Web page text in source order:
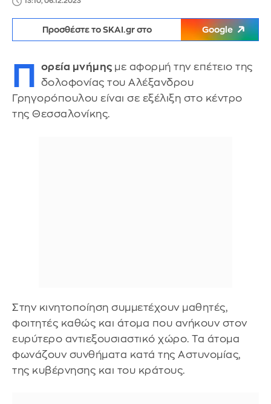
Προσθέστε το SKAI.gr στο Google
Π ορεία μνήμης με αφορμή την επέτειο της
δολοφονίας του Αλέξανδρου
Γρηγορόπουλου είναι σε εξέλιξη στο κέντρο
της Θεσσαλονίκης.
Στην κινητοποίηση συμμετέχουν μαθητές,
φοιτητές καθώς και άτομα που ανήκουν στον
ευρύτερο αντιεξουσιαστικό χώρο. Τα άτομα
φωνάζουν συνθήματα κατά της Αστυνομίας,
της κυβέρνησης και του κράτους.